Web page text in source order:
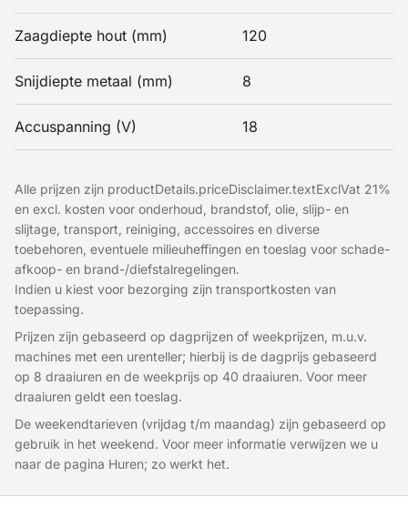
Zaagdiepte hout (mm) 120
Snijdiepte metaal (mm) 8
Accuspanning (V) 18
Alle prijzen zijn productDetails.priceDisclaimer.textExclVat 21%
en excl. kosten voor onderhoud, brandstof, olie, slijp- en
slijtage, transport, reiniging, accessoires en diverse
toebehoren, eventuele milieuheffingen en toeslag voor schade-
afkoop- en brand-/diefstalregelingen.
Indien u kiest voor bezorging zijn transportkosten van
toepassing.
Prijzen zijn gebaseerd op dagprijzen of weekprijzen, m.u.v.
machines met een urenteller; hierbij is de dagprijs gebaseerd
op 8 draaiuren en de weekprijs op 40 draaiuren. Voor meer
draaiuren geldt een toeslag.
De weekendtarieven (vrijdag t/m maandag) zijn gebaseerd op
gebruik in het weekend. Voor meer informatie verwijzen we u
naar de pagina Huren; zo werkt het.